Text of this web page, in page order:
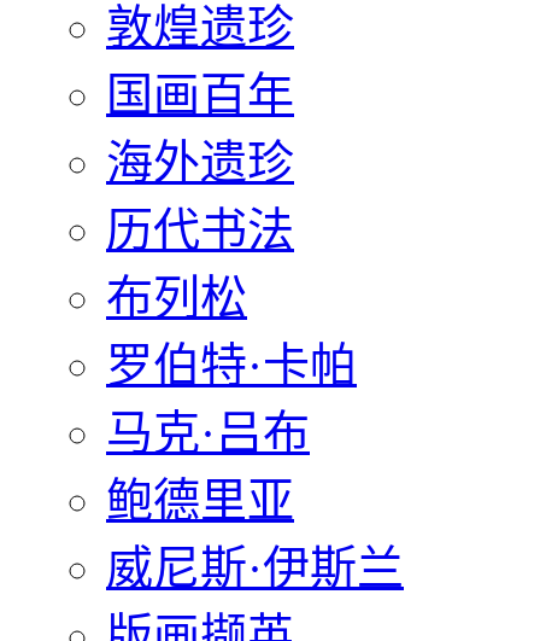
敦煌遗珍
国画百年
海外遗珍
历代书法
布列松
罗伯特·卡帕
马克·吕布
鲍德里亚
威尼斯·伊斯兰